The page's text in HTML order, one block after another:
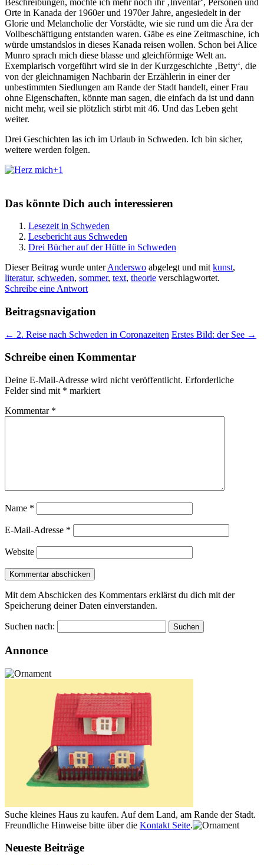
Orte in Kanada der 1960er und 1970er Jahre, angesiedelt in der
Glorie und Melancholie der Vorstädte, wie sie rund um die Ära der
Vollbeschäftigung entstanden waren. Gäbe es eine Zeitmaschine, ich
würde umstandslos in dieses Kanada reisen wollen. Schon bei Alice
Munro sprach mich diese blasse und gleichförmige Welt an.
Exemplarisch vorgeführt wird sie in der Kurzgeschichte ‚Betty‘, die
von der gleichnamigen Nachbarin der Erzählerin in einer der
unbestimmten Siedlungen am Rande der Stadt handelt, einer Frau
ohne Eigenschaften, könnte man sagen, die einfach da ist und dann
nicht mehr, weil sie plötzlich stirbt mit 46. Und das Leben geht
weiter.
Drei Geschichten las ich im Urlaub in Schweden. Ich bin sicher,
weitere werden folgen.
+1
Das könnte Dich auch interessieren
Lesezeit in Schweden
Lesebericht aus Schweden
Drei Bücher auf der Hütte in Schweden
Dieser Beitrag wurde unterAnderswo abgelegt und mit kunst,
literatur, schweden, sommer, text, theorie verschlagwortet.
Schreibe eine Antwort
Beitragsnavigation
← 2. Reise nach Schweden in Coronazeiten Erstes Bild: der See →
Schreibe einen Kommentar
Deine E-Mail-Adresse wird nicht veröffentlicht. Erforderliche
Felder sind mit * markiert
Kommentar *
Name *
E-Mail-Adresse *
Website
Mit dem Abschicken des Kommentars erklärst du dich mit der
Speicherung deiner Daten einverstanden.
Suchen nach:
Annonce
Suche kleines Haus zu kaufen. Auf dem Land, am Rande der Stadt.
Freundliche Hinweise bitte über die Kontakt Seite.
Neueste Beiträge